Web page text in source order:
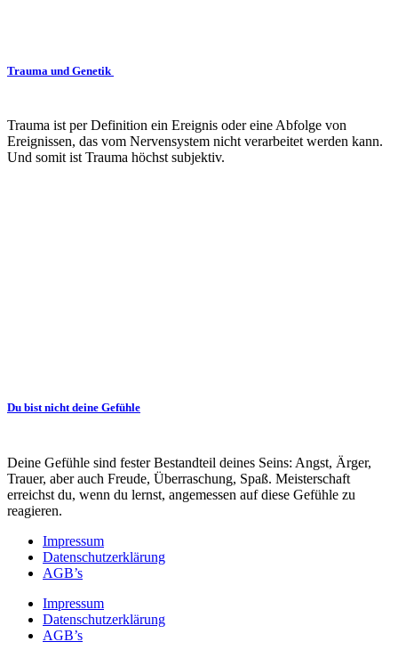
Trauma und Genetik
Trauma ist per Definition ein Ereignis oder eine Abfolge von
Ereignissen, das vom Nervensystem nicht verarbeitet werden kann.
Und somit ist Trauma höchst subjektiv.
Du bist nicht deine Gefühle
Deine Gefühle sind fester Bestandteil deines Seins: Angst, Ärger,
Trauer, aber auch Freude, Überraschung, Spaß. Meisterschaft
erreichst du, wenn du lernst, angemessen auf diese Gefühle zu
reagieren.
Impressum
Datenschutzerklärung
AGB’s
Impressum
Datenschutzerklärung
AGB’s